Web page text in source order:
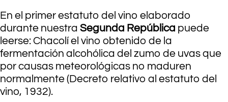
En el primer estatuto del vino elaborado
durante nuestra Segunda República puede
leerse: Chacolí el vino obtenido de la
fermentación alcohólica del zumo de uvas que
por causas meteorológicas no maduren
normalmente (Decreto relativo al estatuto del
vino, 1932).